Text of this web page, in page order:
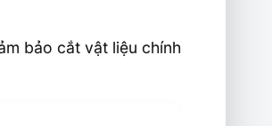
bảo cắt vật liệu chính